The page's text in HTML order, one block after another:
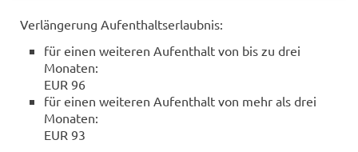
Verlängerung Aufenthaltserlaubnis:
für einen weiteren Aufenthalt von bis zu drei
Monaten:
EUR 96
für einen weiteren Aufenthalt von mehr als drei
Monaten:
EUR 93